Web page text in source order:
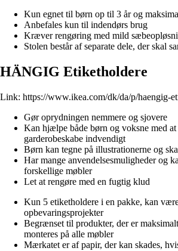
Kun egnet til børn op til 3 år og
Anbefales kun til indendørs brug
Kræver rengøring med mild
Stolen består af separate dele, der skal
HÄNGIG Etiketholdere
Link: https://www.ikea.com/dk/da/p/haengig-
Gør oprydningen nemmere og sjovere
Kan hjælpe både børn og voksne med
garderobeskabe indvendigt
Børn kan tegne på illustrationerne og
Har mange anvendelsesmuligheder og
forskellige møbler
Let at rengøre med en fugtig klud
Kun 5 etiketholdere i en pakke, kan
opbevaringsprojekter
Begrænset til produkter, der er
monteres på alle møbler
Mærkatet er af papir, der kan skades,